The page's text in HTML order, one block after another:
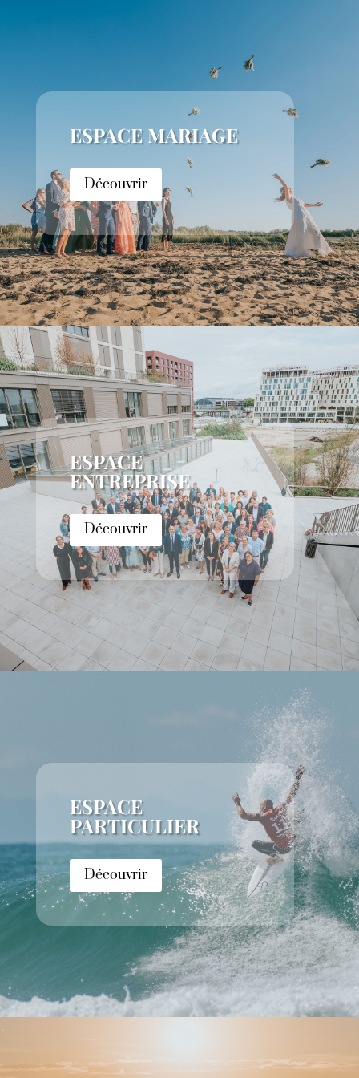
ESPACE MARIAGE
Découvrir
ESPACE
ENTREPRISE
Découvrir
ESPACE
PARTICULIER
Découvrir